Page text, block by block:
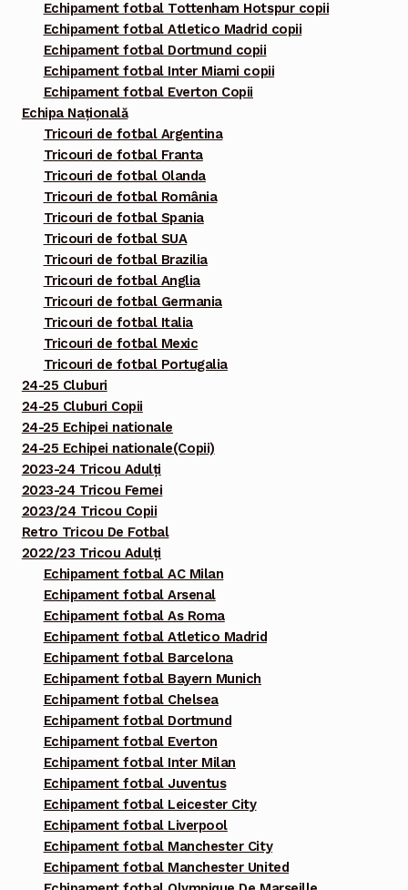
Echipament fotbal Tottenham Hotspur copii
Echipament fotbal Atletico Madrid copii
Echipament fotbal Dortmund copii
Echipament fotbal Inter Miami copii
Echipament fotbal Everton Copii
Echipa Națională
Tricouri de fotbal Argentina
Tricouri de fotbal Franta
Tricouri de fotbal Olanda
Tricouri de fotbal România
Tricouri de fotbal Spania
Tricouri de fotbal SUA
Tricouri de fotbal Brazilia
Tricouri de fotbal Anglia
Tricouri de fotbal Germania
Tricouri de fotbal Italia
Tricouri de fotbal Mexic
Tricouri de fotbal Portugalia
24-25 Cluburi
24-25 Cluburi Copii
24-25 Echipei nationale
24-25 Echipei nationale(Copii)
2023-24 Tricou Adulți
2023-24 Tricou Femei
2023/24 Tricou Copii
Retro Tricou De Fotbal
2022/23 Tricou Adulți
Echipament fotbal AC Milan
Echipament fotbal Arsenal
Echipament fotbal As Roma
Echipament fotbal Atletico Madrid
Echipament fotbal Barcelona
Echipament fotbal Bayern Munich
Echipament fotbal Chelsea
Echipament fotbal Dortmund
Echipament fotbal Everton
Echipament fotbal Inter Milan
Echipament fotbal Juventus
Echipament fotbal Leicester City
Echipament fotbal Liverpool
Echipament fotbal Manchester City
Echipament fotbal Manchester United